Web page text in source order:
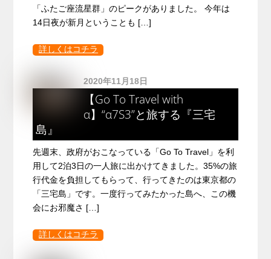
「ふたご座流星群」のピークがありました。 今年は
14日夜が新月ということも […]
詳しくはコチラ
2020年11月18日
【Go To Travel with
α】“α7S3”と旅する『三宅
島』
先週末、政府がおこなっている「Go To Travel」を利
用して2泊3日の一人旅に出かけてきました。35%の旅
行代金を負担してもらって、行ってきたのは東京都の
「三宅島」です。一度行ってみたかった島へ、この機
会にお邪魔さ […]
詳しくはコチラ